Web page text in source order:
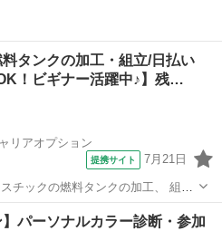
料タンクの加工・組立/日払い
！ビギナー活躍中♪】残…
リアオプション
提携サイト 7月21日
チックの燃料タンクの加工、 組
冷却装置に入れる、 外観検査、
を行っていただきます。 重量物:平
】パーソナルカラー診断・参加